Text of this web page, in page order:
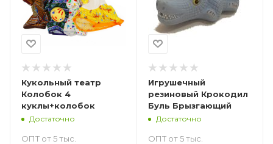
Кукольный театр
Колобок 4
куклы+колобок
Достаточно
ОПТ от 5 тыс.
Игрушечный
резиновый Крокодил
Буль Брызгающий
Достаточно
ОПТ от 5 тыс.